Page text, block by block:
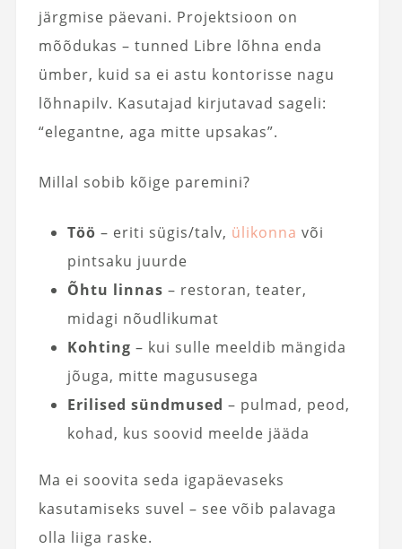
järgmise päevani. Projektsioon on
mõõdukas – tunned Libre lõhna enda
ümber, kuid sa ei astu kontorisse nagu
lõhnapilv. Kasutajad kirjutavad sageli:
“elegantne, aga mitte upsakas”.
Millal sobib kõige paremini?
Töö – eriti sügis/talv, ülikonna või
pintsaku juurde
Õhtu linnas – restoran, teater,
midagi nõudlikumat
Kohting – kui sulle meeldib mängida
jõuga, mitte magususega
Erilised sündmused – pulmad, peod,
kohad, kus soovid meelde jääda
Ma ei soovita seda igapäevaseks
kasutamiseks suvel – see võib palavaga
olla liiga raske.